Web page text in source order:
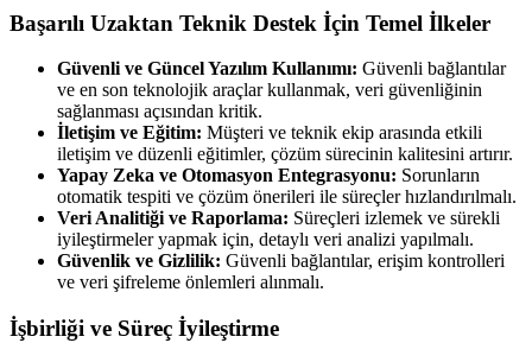
Başarılı Uzaktan Teknik Destek İçin Temel İlkeler
Güvenli ve Güncel Yazılım Kullanımı: Güvenli bağlantılar
ve en son teknolojik araçlar kullanmak, veri güvenliğinin
sağlanması açısından kritik.
İletişim ve Eğitim: Müşteri ve teknik ekip arasında etkili
iletişim ve düzenli eğitimler, çözüm sürecinin kalitesini artırır.
Yapay Zeka ve Otomasyon Entegrasyonu: Sorunların
otomatik tespiti ve çözüm önerileri ile süreçler hızlandırılmalı.
Veri Analitiği ve Raporlama: Süreçleri izlemek ve sürekli
iyileştirmeler yapmak için, detaylı veri analizi yapılmalı.
Güvenlik ve Gizlilik: Güvenli bağlantılar, erişim kontrolleri
ve veri şifreleme önlemleri alınmalı.
İşbirliği ve Süreç İyileştirme